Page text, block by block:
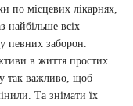
по місцевих лікарнях,
найбільше всіх
певних заборон.
в життя простих
так важливо, щоб
Та знімати їх